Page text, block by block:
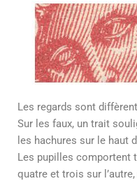
Les regards sont
Sur les faux, un trait
les hachures sur le haut
Les pupilles comportent
quatre et trois sur